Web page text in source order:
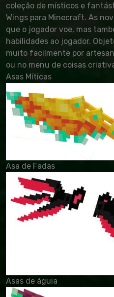
coleção de místicos e
Wings para Minecraft. As
que o jogador voe, mas
habilidades ao jogador.
muito facilmente por
ou no menu de coisas
Asas Míticas
Asa de Fadas
Asas de águia